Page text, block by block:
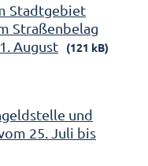
Stadtgebiet
Straßenbelag
August
(121 kB)
und
25. Juli bis